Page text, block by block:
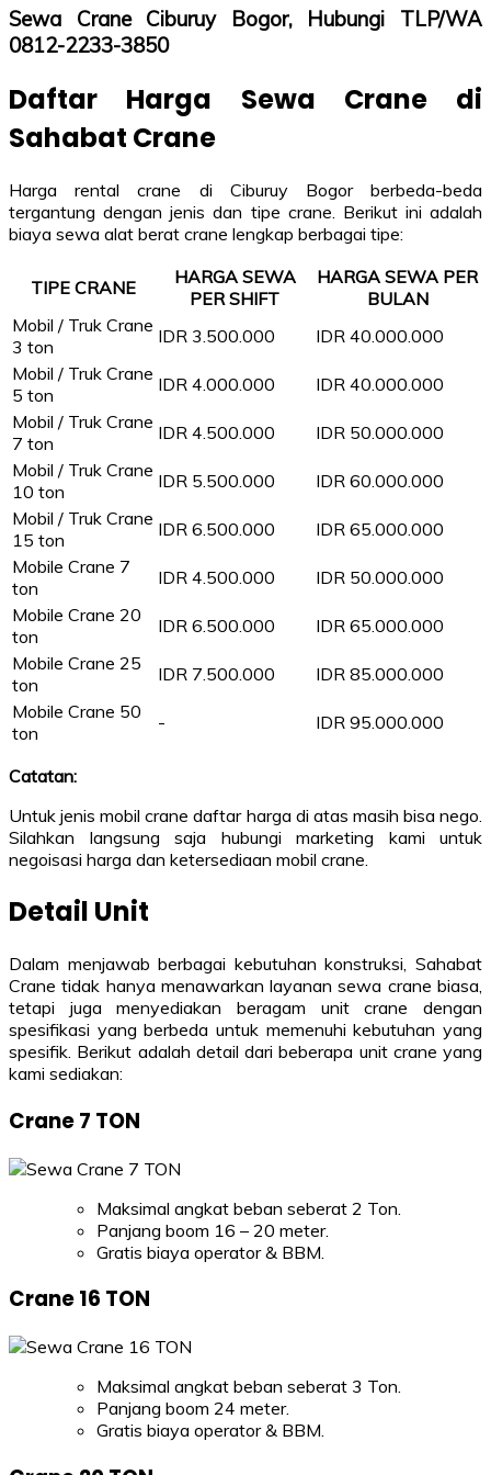
Sewa Crane Ciburuy Bogor, Hubungi TLP/WA
0812-2233-3850
Daftar Harga Sewa Crane di
Sahabat Crane
Harga rental crane di Ciburuy Bogor berbeda-beda
tergantung dengan jenis dan tipe crane. Berikut ini adalah
biaya sewa alat berat crane lengkap berbagai tipe:
TIPE CRANE
HARGA SEWA
PER SHIFT
HARGA SEWA PER
BULAN
Mobil / Truk Crane
3 ton
IDR 3.500.000
IDR 40.000.000
Mobil / Truk Crane
5 ton
IDR 4.000.000
IDR 40.000.000
Mobil / Truk Crane
7 ton
IDR 4.500.000
IDR 50.000.000
Mobil / Truk Crane
10 ton
IDR 5.500.000
IDR 60.000.000
Mobil / Truk Crane
15 ton
IDR 6.500.000
IDR 65.000.000
Mobile Crane 7
ton
IDR 4.500.000
IDR 50.000.000
Mobile Crane 20
ton
IDR 6.500.000
IDR 65.000.000
Mobile Crane 25
ton
IDR 7.500.000
IDR 85.000.000
Mobile Crane 50
ton
- IDR 95.000.000
Catatan:
Untuk jenis mobil crane daftar harga di atas masih bisa nego.
Silahkan langsung saja hubungi marketing kami untuk
negoisasi harga dan ketersediaan mobil crane.
Detail Unit
Dalam menjawab berbagai kebutuhan konstruksi, Sahabat
Crane tidak hanya menawarkan layanan sewa crane biasa,
tetapi juga menyediakan beragam unit crane dengan
spesifikasi yang berbeda untuk memenuhi kebutuhan yang
spesifik. Berikut adalah detail dari beberapa unit crane yang
kami sediakan:
Crane 7 TON
Maksimal angkat beban seberat 2 Ton.
Panjang boom 16 – 20 meter.
Gratis biaya operator & BBM.
Crane 16 TON
Maksimal angkat beban seberat 3 Ton.
Panjang boom 24 meter.
Gratis biaya operator & BBM.